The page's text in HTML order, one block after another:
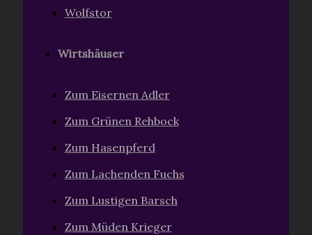
Wolfstor
Wirtshäuser
Zum Eisernen Adler
Zum Grünen Rehbock
Zum Hasenpferd
Zum Lachenden Fuchs
Zum Lustigen Barsch
Zum Müden Krieger